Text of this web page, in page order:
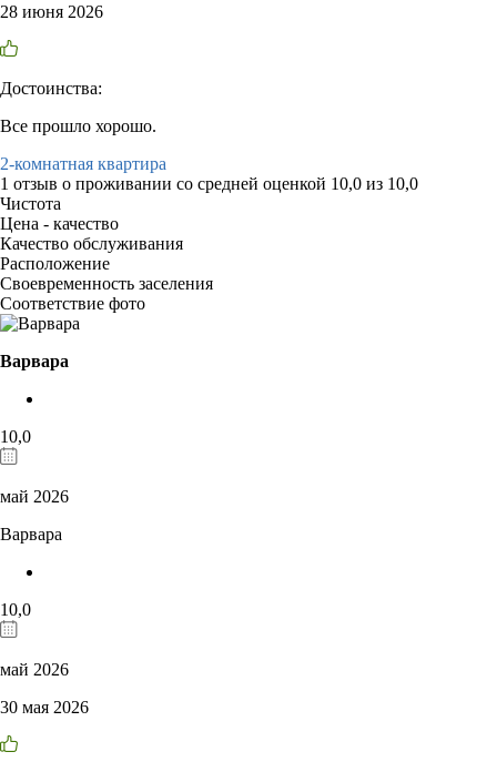
28 июня 2026
Достоинства:
Все прошло хорошо.
2-комнатная квартира
1 отзыв о проживании со средней оценкой 10,0 из 10,0
Чистота
Цена - качество
Качество обслуживания
Расположение
Своевременность заселения
Соответствие фото
Варвара
10,0
май 2026
Варвара
10,0
май 2026
30 мая 2026